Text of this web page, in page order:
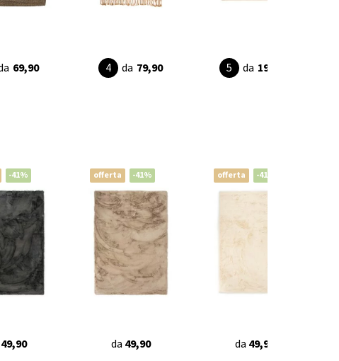
69,90 da 79,90 da 199,90
-41%
49,90
offerta -41%
da 49,90
offerta -41%
da 49,90